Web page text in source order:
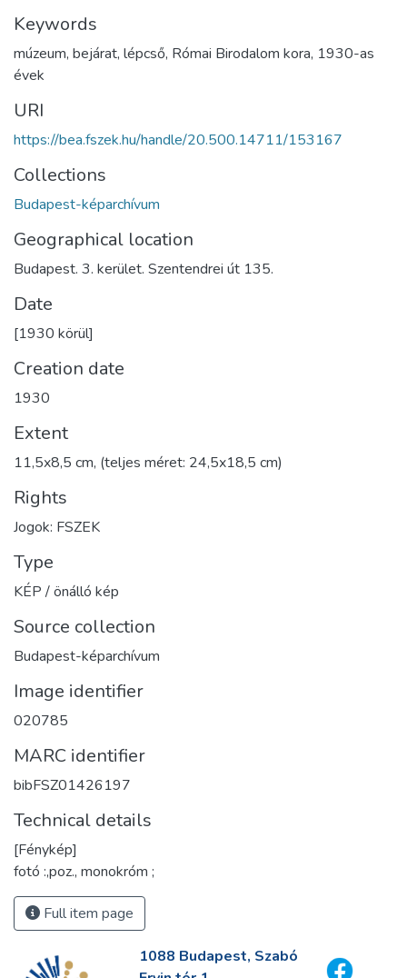
Keywords
múzeum, bejárat, lépcső, Római Birodalom kora, 1930-as
évek
URI
https://bea.fszek.hu/handle/20.500.14711/153167
Collections
Budapest-képarchívum
Geographical location
Budapest. 3. kerület. Szentendrei út 135.
Date
[1930 körül]
Creation date
1930
Extent
11,5x8,5 cm, (teljes méret: 24,5x18,5 cm)
Rights
Jogok: FSZEK
Type
KÉP / önálló kép
Source collection
Budapest-képarchívum
Image identifier
020785
MARC identifier
bibFSZ01426197
Technical details
[Fénykép]
fotó :,poz., monokróm ;
Full item page
1088 Budapest, Szabó